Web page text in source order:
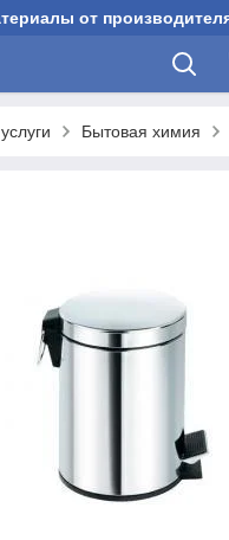
от
Бытовая химия